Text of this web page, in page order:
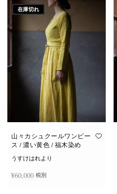
在庫切れ
山々カシュクールワンピー
ス / 濃い黄色 / 福木染め
うすけはれより
¥60,000 税別